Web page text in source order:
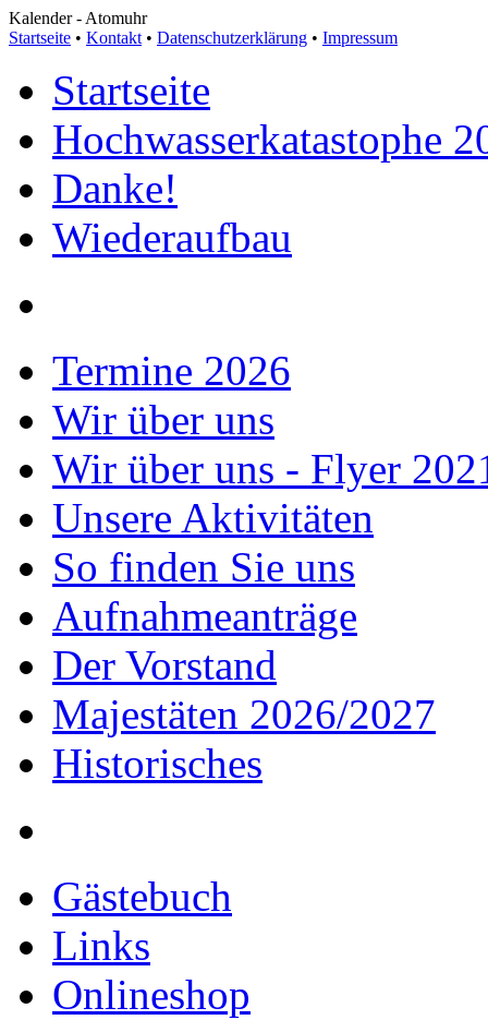
Kalender- Atomuhr
Startseite • Kontakt • Datenschutzerklärung • Impressum
Startseite
Hochwasserkatastophe
Danke!
Wiederaufbau
Termine 2026
Wir über uns
Wir über uns - Flyer
Unsere Aktivitäten
So finden Sie uns
Aufnahmeanträge
Der Vorstand
Majestäten 2026/2027
Historisches
Gästebuch
Links
Onlineshop